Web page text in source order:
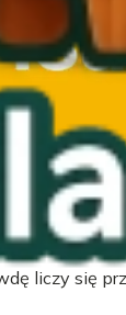
o kartach
liczy się